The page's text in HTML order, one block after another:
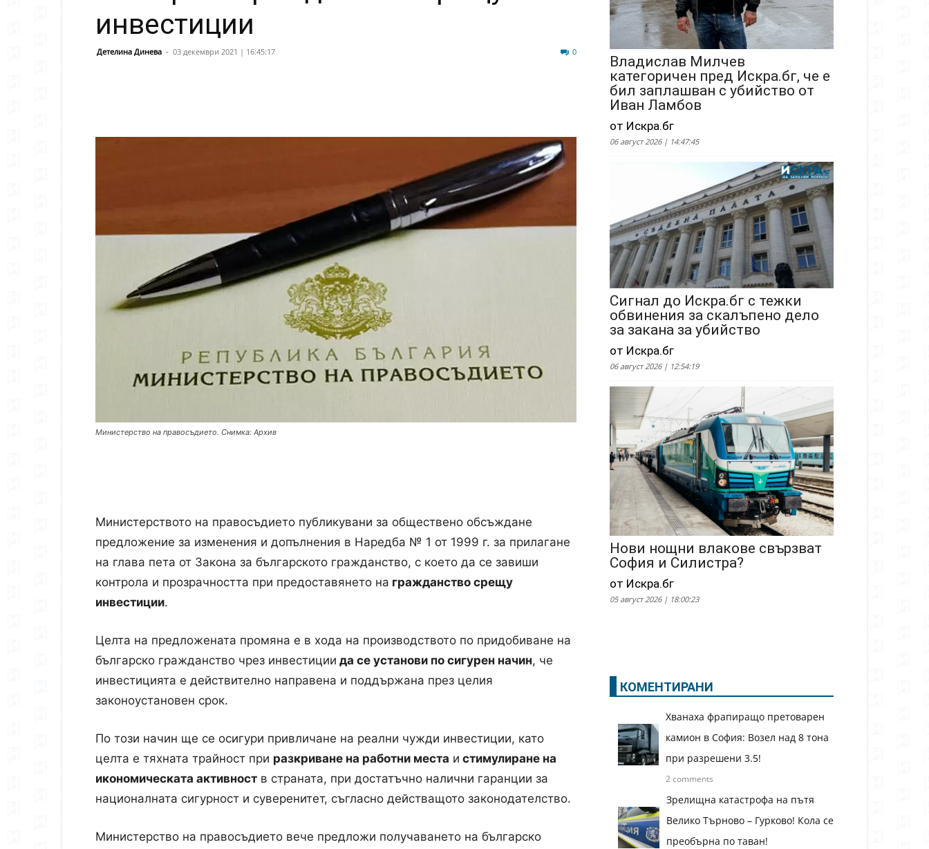
инвестиции
Детелина Динева - 03 декември 2021 | 16:45:17 0
Министерство на правосъдието. Снимка: Архив
Министерството на правосъдието публикувани за обществено обсъждане
предложение за изменения и допълнения в Наредба № 1 от 1999 г. за прилагане
на глава пета от Закона за българското гражданство, с което да се завиши
контрола и прозрачността при предоставянето на гражданство срещу
инвестиции.
Целта на предложената промяна е в хода на производството по придобиване на
българско гражданство чрез инвестиции да се установи по сигурен начин, че
инвестицията е действително направена и поддържана през целия
законоустановен срок.
По този начин ще се осигури привличане на реални чужди инвестиции, като
целта е тяхната трайност при разкриване на работни места и стимулиране на
икономическата активност в страната, при достатъчно налични гаранции за
националната сигурност и суверенитет, съгласно действащото законодателство.
Министерство на правосъдието вече предложи получаването на българско
Владислав Милчев
категоричен пред Искра.бг, че е
бил заплашван с убийство от
Иван Ламбов
от Искра.бг
06 август 2026 | 14:47:45
Сигнал до Искра.бг с тежки
обвинения за скалъпено дело
за закана за убийство
от Искра.бг
06 август 2026 | 12:54:19
Нови нощни влакове свързват
София и Силистра?
от Искра.бг
05 август 2026 | 18:00:23
КОМЕНТИРАНИ
Хванаха фрапиращо претоварен
камион в София: Возел над 8 тона
при разрешени 3.5!
2 comments
Зрелищна катастрофа на пътя
Велико Търново – Гурково! Кола се
преобърна по таван!